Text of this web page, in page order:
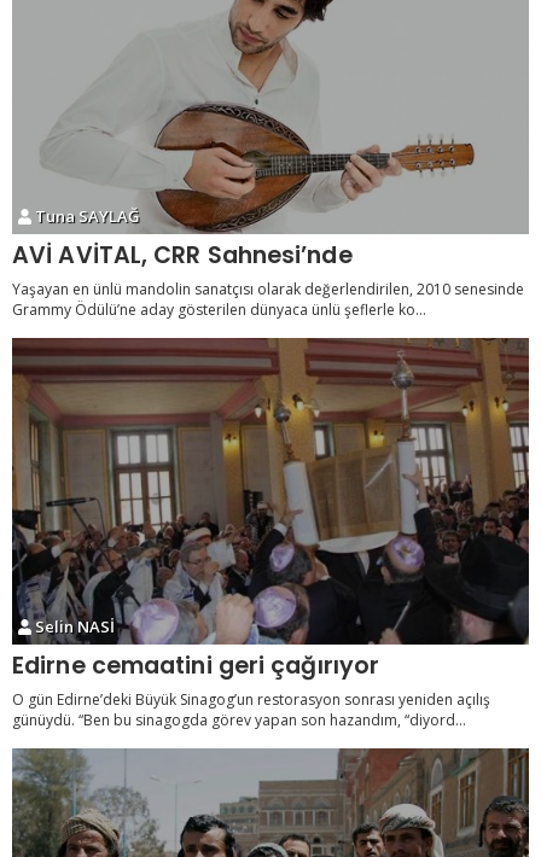
Tuna SAYLAĞ
AVİ AVİTAL, CRR Sahnesi’nde
Yaşayan en ünlü mandolin sanatçısı olarak değerlendirilen, 2010 senesinde
Grammy Ödülü’ne aday gösterilen dünyaca ünlü şeflerle ko...
Selin NASİ
Edirne cemaatini geri çağırıyor
O gün Edirne’deki Büyük Sinagog’un restorasyon sonrası yeniden açılış
günüydü. “Ben bu sinagogda görev yapan son hazandım, “diyord...